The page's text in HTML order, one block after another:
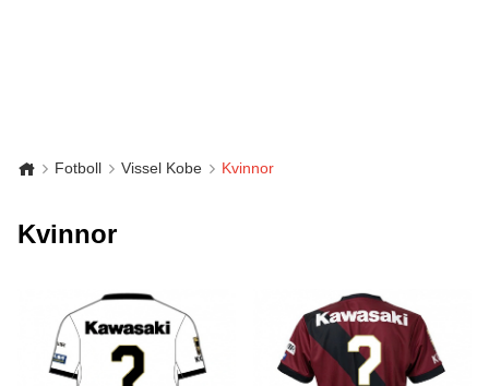
Fotboll Vissel Kobe Kvinnor
Kvinnor